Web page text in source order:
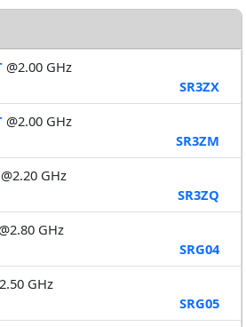
@2.00 GHz
SR3ZX
@2.00 GHz
SR3ZM
@2.20 GHz
SR3ZQ
@2.80 GHz
SRG04
GHz
SRG05